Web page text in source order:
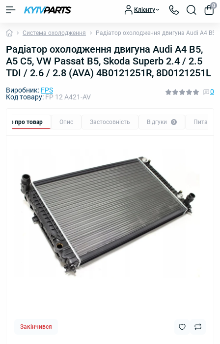
Клієнту
0
Система охолодження Радіатор охолодження двигуна Audi A4
Радіатор охолодження двигуна Audi A4 B5,
A5 C5, VW Passat B5, Skoda Superb 2.4 / 2.5
TDI / 2.6 / 2.8 (AVA) 4B0121251R, 8D0121251L
Виробник: FPS
Код товару: FP 12 A421-AV
0
Все про товар Опис Застосовність Відгуки 0 Питання
Закінчився